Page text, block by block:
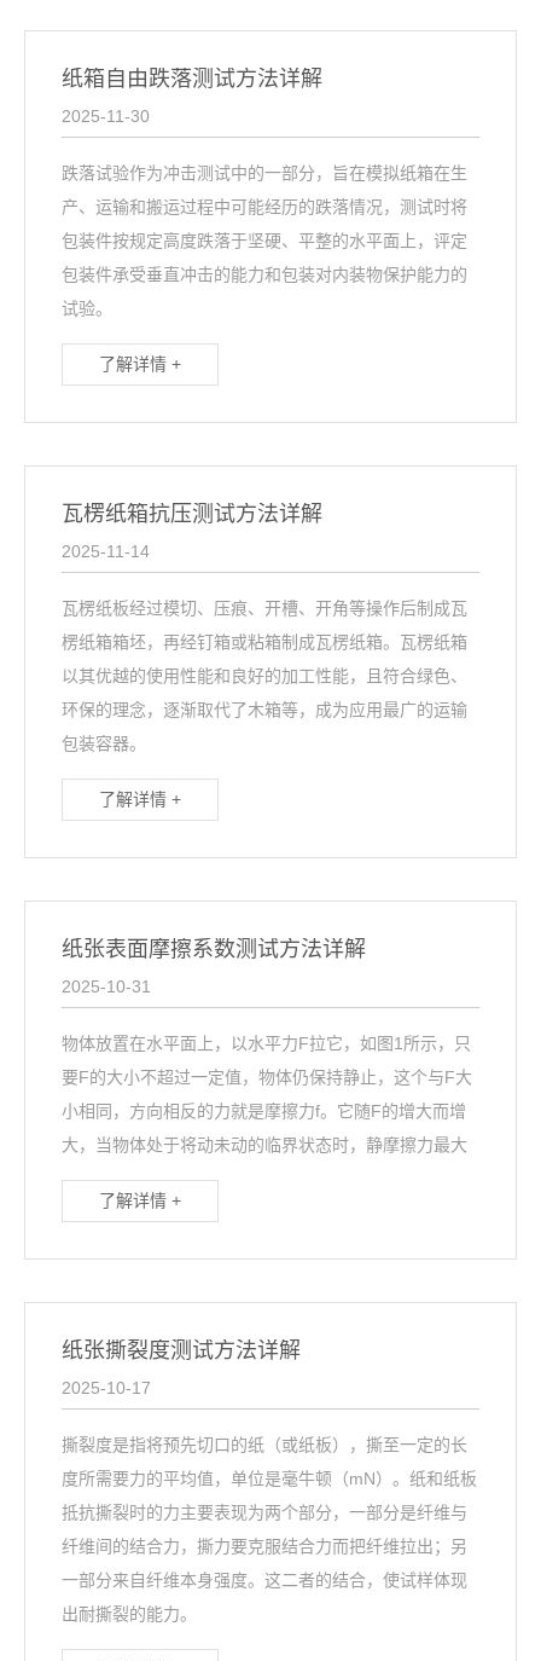
纸箱自由跌落测试方法详解
2025-11-30
跌落试验作为冲击测试中的一部分，旨在模拟纸箱在生
产、运输和搬运过程中可能经历的跌落情况，测试时将
包装件按规定高度跌落于坚硬、平整的水平面上，评定
包装件承受垂直冲击的能力和包装对内装物保护能力的
试验。
了解详情 +
瓦楞纸箱抗压测试方法详解
2025-11-14
瓦楞纸板经过模切、压痕、开槽、开角等操作后制成瓦
楞纸箱箱坯，再经钉箱或粘箱制成瓦楞纸箱。瓦楞纸箱
以其优越的使用性能和良好的加工性能，且符合绿色、
环保的理念，逐渐取代了木箱等，成为应用最广的运输
包装容器。
了解详情 +
纸张表面摩擦系数测试方法详解
2025-10-31
物体放置在水平面上，以水平力F拉它，如图1所示，只
要F的大小不超过一定值，物体仍保持静止，这个与F大
小相同，方向相反的力就是摩擦力f。它随F的增大而增
大，当物体处于将动未动的临界状态时，静摩擦力最大
了解详情 +
纸张撕裂度测试方法详解
2025-10-17
撕裂度是指将预先切口的纸（或纸板），撕至一定的长
度所需要力的平均值，单位是毫牛顿（mN）。纸和纸板
抵抗撕裂时的力主要表现为两个部分，一部分是纤维与
纤维间的结合力，撕力要克服结合力而把纤维拉出；另
一部分来自纤维本身强度。这二者的结合，使试样体现
出耐撕裂的能力。